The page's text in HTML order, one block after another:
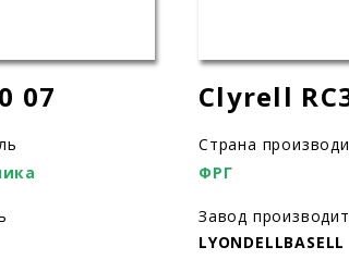
07 Clyrell
Страна
ФРГ
Завод
LYONDELLBASELL